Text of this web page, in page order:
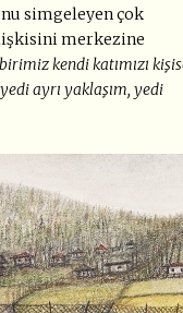
simgeleyen çok
merkezine
kendi katımızı
ayrı yaklaşım, yedi